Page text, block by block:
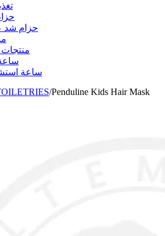
حزام شد
ساعة
/Penduline Kids Hair Mask